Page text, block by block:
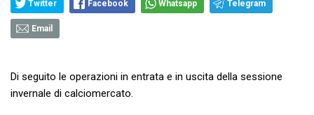
Twitter Facebook Whatsapp Telegram
Email
Di seguito le operazioni in entrata e in uscita della sessione
invernale di calciomercato.